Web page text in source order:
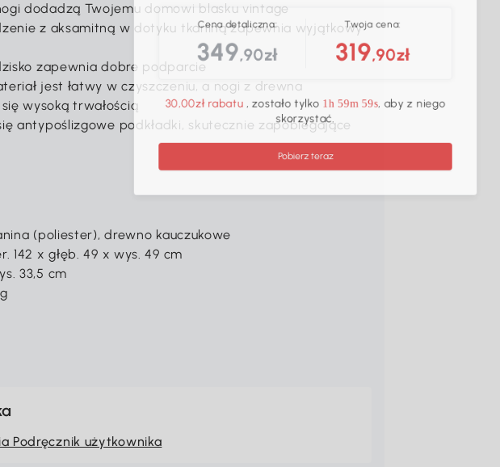
dodadzą Twojemu domowi blasku vintage
z aksamitną w dotyku tkaniną zapewnia wyjątkowy
zapewnia dobre podparcie
jest łatwy w czyszczeniu, a nogi z drewna
wysoką trwałością
antypoślizgowe podkładki, skutecznie zapobiegające
(poliester), drewno kauczukowe
142 x głęb. 49 x wys. 49 cm
33,5 cm
Podręcznik użytkownika
Cena detaliczna:
349,90zł 319,90zł
30,00zł rabatu, zostało tylko1h 59m 59s, aby z niego
skorzystać.
Pobierz teraz